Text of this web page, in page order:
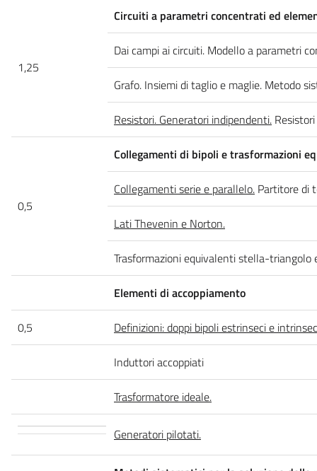
1,25
Circuiti a parametri concentrati ed
Dai campi ai circuiti. Modello a parametri
Grafo. Insiemi di taglio e maglie. Metodo
Resistori. Generatori indipendenti.
0,5
Collegamenti di bipoli e trasformazioni
Collegamenti serie e parallelo. Partitore di
Lati Thevenin e Norton.
Trasformazioni equivalenti stella-triangolo
Elementi di accoppiamento
0,5 Definizioni: doppi bipoli estrinseci e
Induttori accoppiati
Trasformatore ideale.
Generatori pilotati.